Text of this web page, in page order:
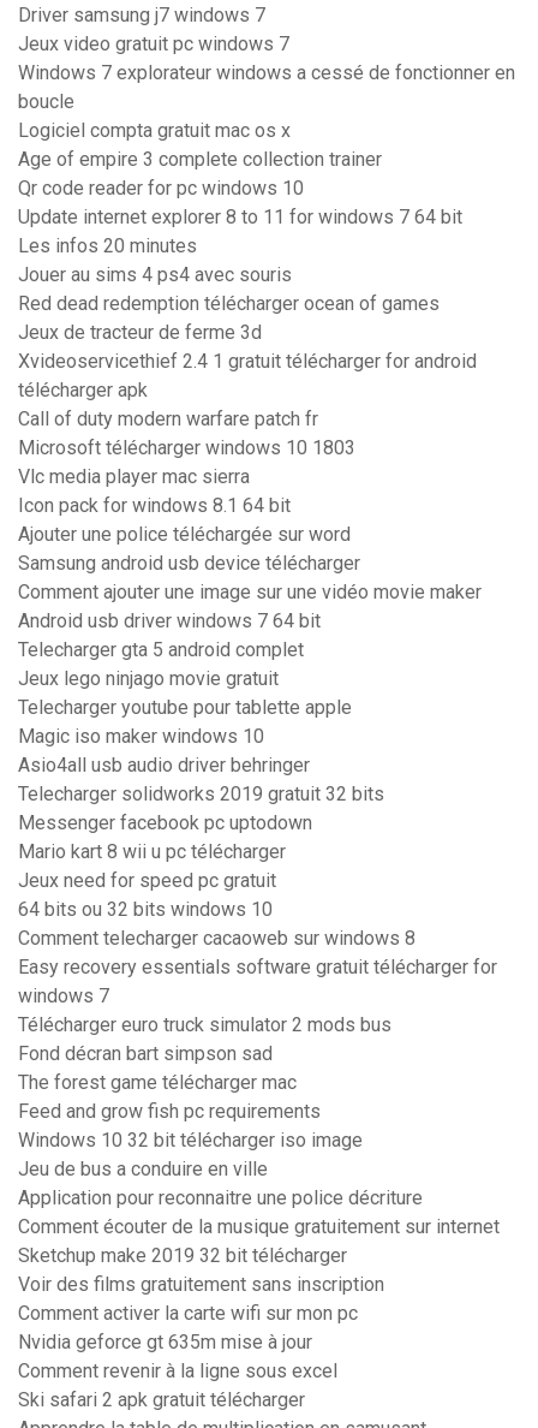
Driver samsung j7 windows 7
Jeux video gratuit pc windows 7
Windows 7 explorateur windows a cessé de fonctionner en
boucle
Logiciel compta gratuit mac os x
Age of empire 3 complete collection trainer
Qr code reader for pc windows 10
Update internet explorer 8 to 11 for windows 7 64 bit
Les infos 20 minutes
Jouer au sims 4 ps4 avec souris
Red dead redemption télécharger ocean of games
Jeux de tracteur de ferme 3d
Xvideoservicethief 2.4 1 gratuit télécharger for android
télécharger apk
Call of duty modern warfare patch fr
Microsoft télécharger windows 10 1803
Vlc media player mac sierra
Icon pack for windows 8.1 64 bit
Ajouter une police téléchargée sur word
Samsung android usb device télécharger
Comment ajouter une image sur une vidéo movie maker
Android usb driver windows 7 64 bit
Telecharger gta 5 android complet
Jeux lego ninjago movie gratuit
Telecharger youtube pour tablette apple
Magic iso maker windows 10
Asio4all usb audio driver behringer
Telecharger solidworks 2019 gratuit 32 bits
Messenger facebook pc uptodown
Mario kart 8 wii u pc télécharger
Jeux need for speed pc gratuit
64 bits ou 32 bits windows 10
Comment telecharger cacaoweb sur windows 8
Easy recovery essentials software gratuit télécharger for
windows 7
Télécharger euro truck simulator 2 mods bus
Fond décran bart simpson sad
The forest game télécharger mac
Feed and grow fish pc requirements
Windows 10 32 bit télécharger iso image
Jeu de bus a conduire en ville
Application pour reconnaitre une police décriture
Comment écouter de la musique gratuitement sur internet
Sketchup make 2019 32 bit télécharger
Voir des films gratuitement sans inscription
Comment activer la carte wifi sur mon pc
Nvidia geforce gt 635m mise à jour
Comment revenir à la ligne sous excel
Ski safari 2 apk gratuit télécharger